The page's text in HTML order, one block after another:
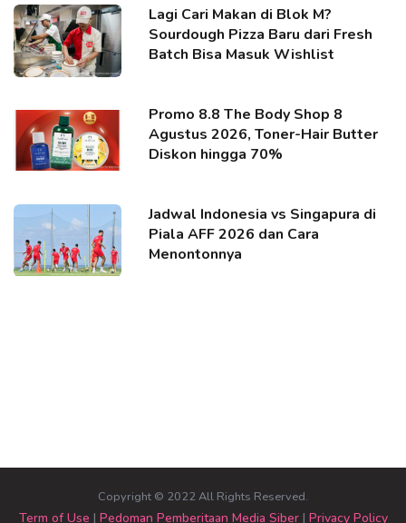
Lagi Cari Makan di Blok M?
Sourdough Pizza Baru dari Fresh
Batch Bisa Masuk Wishlist
Promo 8.8 The Body Shop 8
Agustus 2026, Toner-Hair Butter
Diskon hingga 70%
Jadwal Indonesia vs Singapura di
Piala AFF 2026 dan Cara
Menontonnya
Copyright © 2022 All Rights Reserved.
Term of Use | Pedoman Pemberitaan Media Siber| Privacy Policy